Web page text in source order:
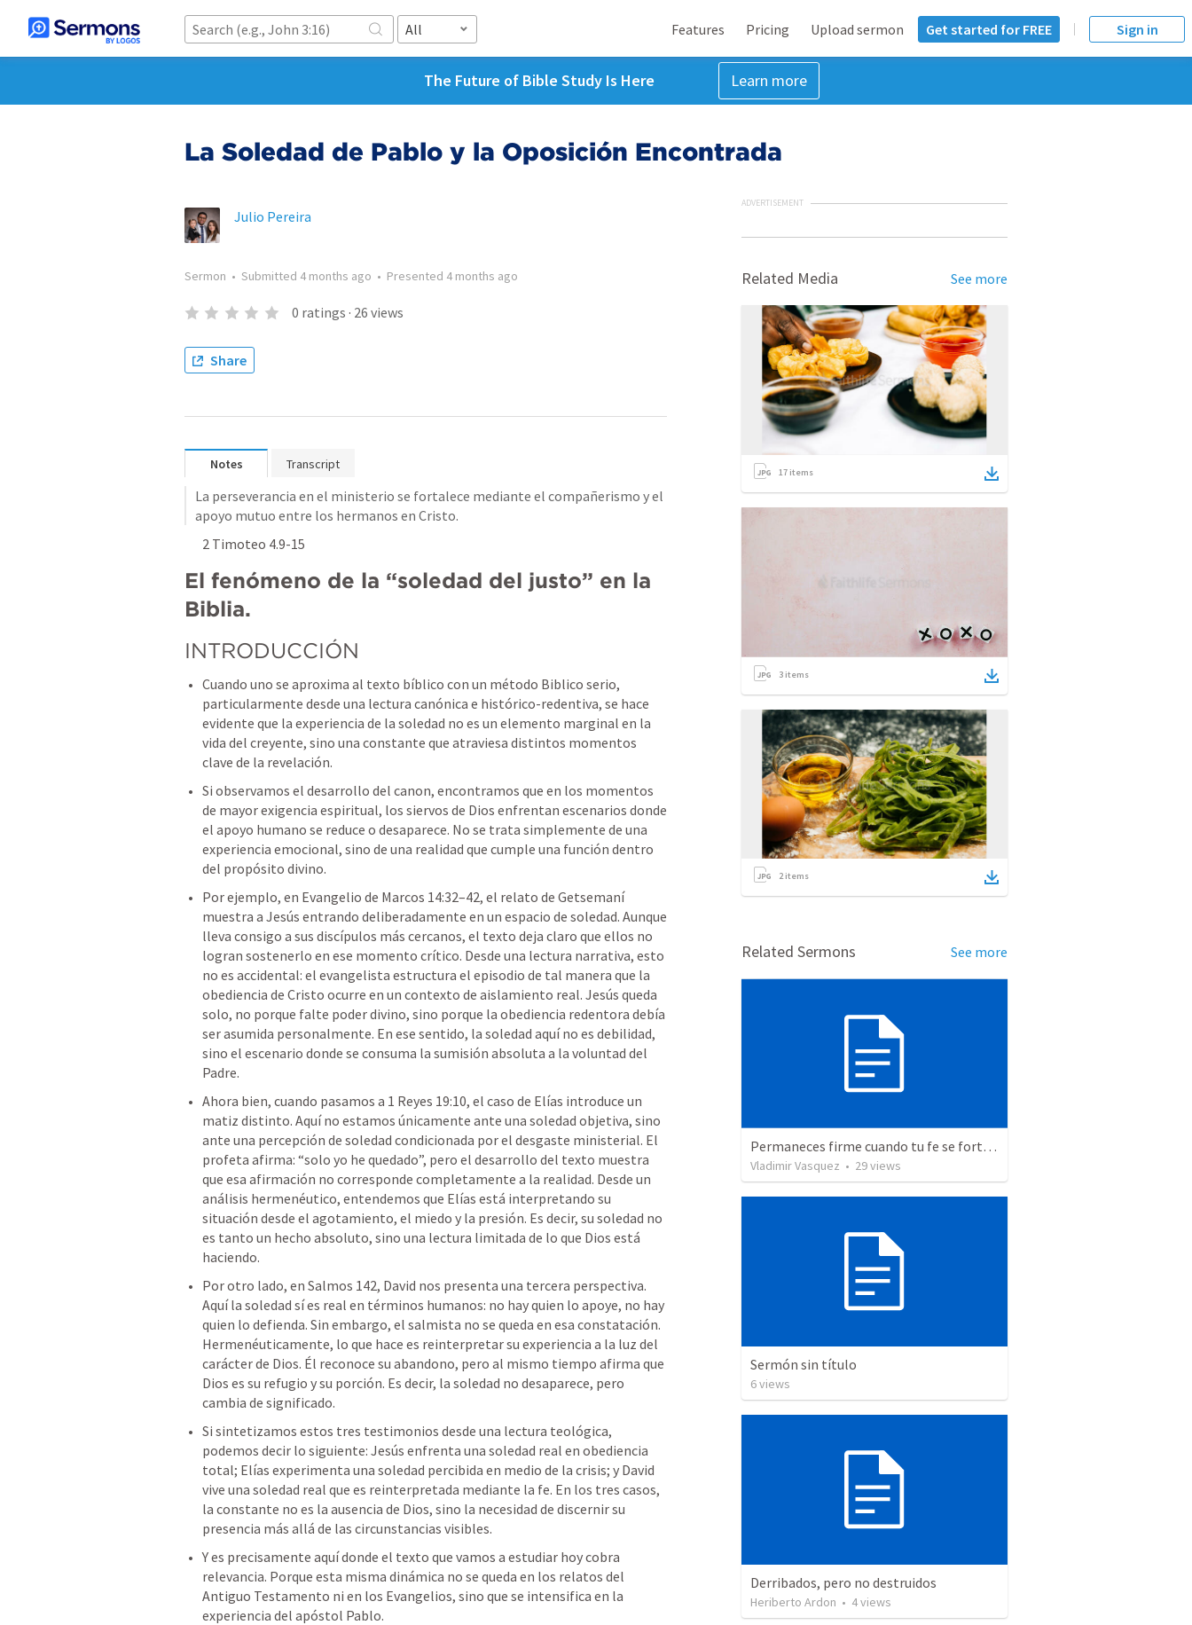
All Features Pricing Upload sermon Get started for FREE Sign in
The Future of Bible Study Is Here Learn more
La Soledad de Pablo y la Oposición Encontrada
Julio Pereira
Sermon • Submitted 4 months ago • Presented 4 months ago
0 ratings · 26 views
Share
Notes Transcript
La perseverancia en el ministerio se fortalece mediante el compañerismo y el
apoyo mutuo entre los hermanos en Cristo.
2 Timoteo 4.9-15
El fenómeno de la “soledad del justo” en la
Biblia.
INTRODUCCIÓN
Cuando uno se aproxima al texto bíblico con un método Biblico serio,
particularmente desde una lectura canónica e histórico-redentiva, se hace
evidente que la experiencia de la soledad no es un elemento marginal en la
vida del creyente, sino una constante que atraviesa distintos momentos
clave de la revelación.
Si observamos el desarrollo del canon, encontramos que en los momentos
de mayor exigencia espiritual, los siervos de Dios enfrentan escenarios donde
el apoyo humano se reduce o desaparece. No se trata simplemente de una
experiencia emocional, sino de una realidad que cumple una función dentro
del propósito divino.
Por ejemplo, en Evangelio de Marcos 14:32–42, el relato de Getsemaní
muestra a Jesús entrando deliberadamente en un espacio de soledad. Aunque
lleva consigo a sus discípulos más cercanos, el texto deja claro que ellos no
logran sostenerlo en ese momento crítico. Desde una lectura narrativa, esto
no es accidental: el evangelista estructura el episodio de tal manera que la
obediencia de Cristo ocurre en un contexto de aislamiento real. Jesús queda
solo, no porque falte poder divino, sino porque la obediencia redentora debía
ser asumida personalmente. En ese sentido, la soledad aquí no es debilidad,
sino el escenario donde se consuma la sumisión absoluta a la voluntad del
Padre.
Ahora bien, cuando pasamos a 1 Reyes 19:10, el caso de Elías introduce un
matiz distinto. Aquí no estamos únicamente ante una soledad objetiva, sino
ante una percepción de soledad condicionada por el desgaste ministerial. El
profeta afirma: “solo yo he quedado”, pero el desarrollo del texto muestra
que esa afirmación no corresponde completamente a la realidad. Desde un
análisis hermenéutico, entendemos que Elías está interpretando su
situación desde el agotamiento, el miedo y la presión. Es decir, su soledad no
es tanto un hecho absoluto, sino una lectura limitada de lo que Dios está
haciendo.
Por otro lado, en Salmos 142, David nos presenta una tercera perspectiva.
Aquí la soledad sí es real en términos humanos: no hay quien lo apoye, no hay
quien lo defienda. Sin embargo, el salmista no se queda en esa constatación.
Hermenéuticamente, lo que hace es reinterpretar su experiencia a la luz del
carácter de Dios. Él reconoce su abandono, pero al mismo tiempo afirma que
Dios es su refugio y su porción. Es decir, la soledad no desaparece, pero
cambia de significado.
Si sintetizamos estos tres testimonios desde una lectura teológica,
podemos decir lo siguiente: Jesús enfrenta una soledad real en obediencia
total; Elías experimenta una soledad percibida en medio de la crisis; y David
vive una soledad real que es reinterpretada mediante la fe. En los tres casos,
la constante no es la ausencia de Dios, sino la necesidad de discernir su
presencia más allá de las circunstancias visibles.
Y es precisamente aquí donde el texto que vamos a estudiar hoy cobra
relevancia. Porque esta misma dinámica no se queda en los relatos del
Antiguo Testamento ni en los Evangelios, sino que se intensifica en la
experiencia del apóstol Pablo.
ADVERTISEMENT
Related Media See more
17 items
3 items
2items
Related Sermons See more
Permaneces firme cuando tu fe se fortalece
Vladimir Vasquez • 29views
Sermón sin título
6views
Derribados, pero no destruidos
Heriberto Ardon • 4views